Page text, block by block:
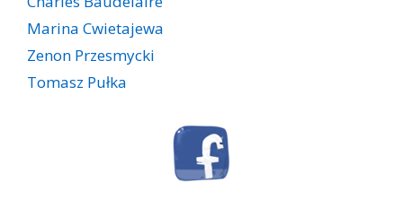
Marina Cwietajewa
Zenon Przesmycki
Tomasz Pułka